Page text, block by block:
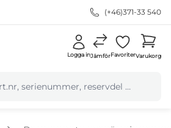
(+46)371-33 540
Logga inJämförFavoriterVarukorg